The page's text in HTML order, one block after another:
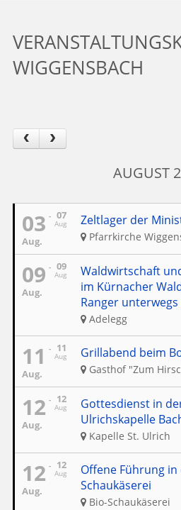
WIGGENSBACH
AUGUST
07
Aug
03
Aug.
Zeltlager der
Pfarrkirche
09
Aug
09
Aug.
Waldwirtschaft
im Kürnacher
Ranger
Adelegg
11
Aug
11
Aug.
Grillabend beim
Gasthof "Zum
12
Aug
12
Aug.
Gottesdienst in
Ulrichskapelle
Kapelle St. Ulrich
12
Aug
12
Aug.
Offene Führung in
Schaukäserei
Bio-Schaukäserei